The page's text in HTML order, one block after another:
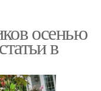
осенью
в